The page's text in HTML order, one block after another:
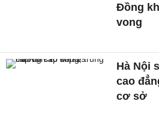
Đồng
vong
Hà Nội
cao
cơ sở